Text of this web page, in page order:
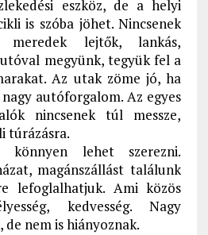
eszköz, de a helyi
is szóba jöhet. Nincsenek
meredek lejtők, lankás,
megyünk, tegyük fel a
Az utak zöme jó, ha
autóforgalom. Az egyes
nincsenek túl messze,
túrázásra.
lehet szerezni.
magánszállást találunk
lefoglalhatjuk. Ami közös
kedvesség. Nagy
de nem is hiányoznak.